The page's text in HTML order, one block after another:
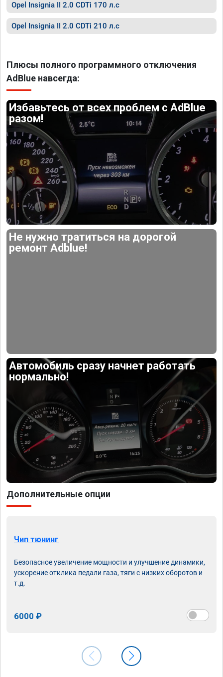
Opel Insignia II 2.0 CDTi 170 л.с
Opel Insignia II 2.0 CDTi 210 л.с
Плюсы полного программного отключения
AdBlue навсегда:
Избавьтесь от всех проблем с AdBlue
разом!
Не нужно тратиться на дорогой
ремонт Adblue!
Автомобиль сразу начнет работать
нормально!
Дополнительные опции
Чип тюнинг
Безопасное увеличение мощности и улучшение динамики,
ускорение отклика педали газа, тяги с низких оборотов и
т.д.
6000 ₽